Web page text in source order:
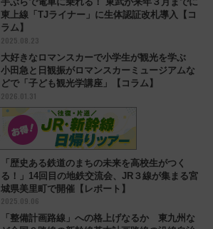
東上線「TJライナー」に生体認証改札導入【コ
ラム】
2025.08.23
大好きなロマンスカーで小学生が観光を学ぶ
小田急と日観振がロマンスカーミュージアムな
どで「子ども観光学講座」【コラム】
2026.01.31
「歴史ある鉄道のまちの未来を高校生がつく
る！」14回目の地鉄交流会、JR３線が集まる宮
城県美里町で開催【レポート】
2025.09.06
「整備計画路線」への格上げなるか 東九州な